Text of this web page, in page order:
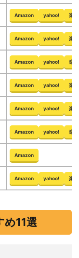
Amazon yahoo! 楽
Amazon yahoo! 楽
Amazon yahoo! 楽
Amazon yahoo! 楽
Amazon yahoo! 楽
Amazon yahoo! 楽
Amazon
Amazon yahoo! 楽
め11選